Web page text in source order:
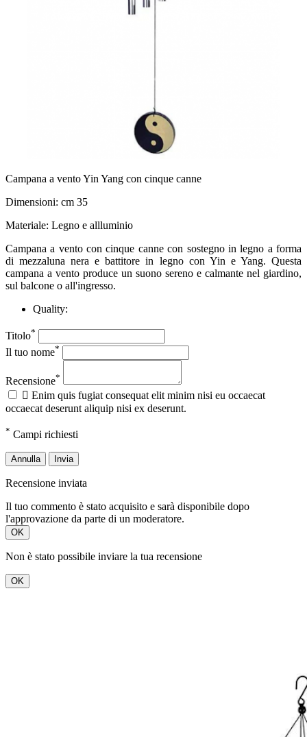
Campana a vento Yin Yang con cinque canne
Dimensioni: cm 35
Materiale: Legno e allluminio
Campana a vento con cinque canne con sostegno in legno a forma
di mezzaluna nera e battitore in legno con Yin e Yang. Questa
campana a vento produce un suono sereno e calmante nel giardino,
sul balcone o all'ingresso.
Quality:
Titolo*
Il tuo nome*
Recensione*
 Enim quis fugiat consequat elit minim nisi eu occaecat
occaecat deserunt aliquip nisi ex deserunt.
* Campi richiesti
Annulla Invia
Recensione inviata
Il tuo commento è stato acquisito e sarà disponibile dopo
l'approvazione da parte di un moderatore.
OK
Non è stato possibile inviare la tua recensione
OK